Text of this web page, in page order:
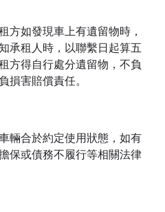
方如發現車上有遺留物時，
承租人時，以聯繫日起算五
方得自行處分遺留物，不負
損害賠償責任。
輛合於約定使用狀態，如有
保或債務不履行等相關法律